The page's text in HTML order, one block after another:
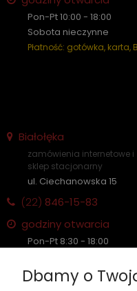
Pon-Pt 10:00 - 18:00
Sobota nieczynne
Płatność: gotówka, karta,
Białołęka
zamówienia internetowe i
sklep stacjonarny
ul. Ciechanowska 15
(22) 846-15-83
godziny otwarcia
Pon-Pt 8:30 - 18:00
Płatność: gotówka, karta,
Dbamy o